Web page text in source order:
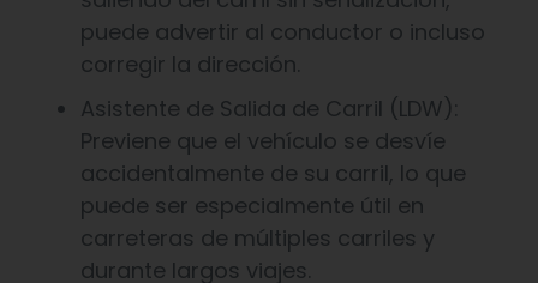
puede advertir al conductor o incluso
corregir la dirección.
Asistente de Salida de Carril (LDW):
Previene que el vehículo se desvíe
accidentalmente de su carril, lo que
puede ser especialmente útil en
carreteras de múltiples carriles y
durante largos viajes.